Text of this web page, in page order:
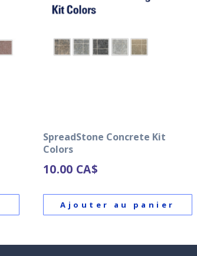
SpreadStone Concrete Kit
Colors
10.00 CA$
Ajouter au panier